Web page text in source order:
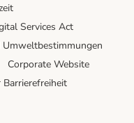
Services Act
Corporate Website
Barrierefreiheit